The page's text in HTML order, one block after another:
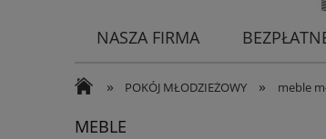
NASZA FIRMA
» POKÓJ MŁODZIEŻOWY » meble
MEBLE